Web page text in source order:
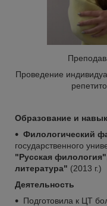
Проведение
Образование и
Филологический
государственного
"Русская
литература" (2013 г.)
Деятельность
Подготовила к ЦТ